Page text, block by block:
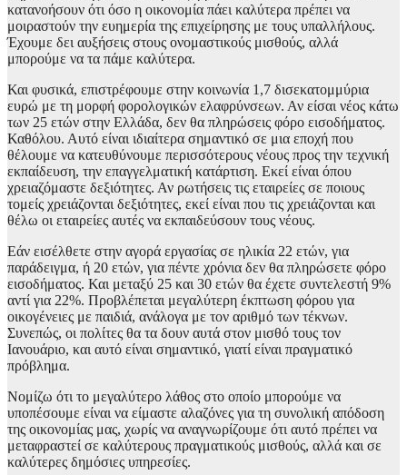
κατανοήσουν ότι όσο η οικονομία πάει καλύτερα πρέπει να
μοιραστούν την ευημερία της επιχείρησης με τους υπαλλήλους.
Έχουμε δει αυξήσεις στους ονομαστικούς μισθούς, αλλά
μπορούμε να τα πάμε καλύτερα.
Και φυσικά, επιστρέφουμε στην κοινωνία 1,7 δισεκατομμύρια
ευρώ με τη μορφή φορολογικών ελαφρύνσεων. Αν είσαι νέος κάτω
των 25 ετών στην Ελλάδα, δεν θα πληρώσεις φόρο εισοδήματος.
Καθόλου. Αυτό είναι ιδιαίτερα σημαντικό σε μια εποχή που
θέλουμε να κατευθύνουμε περισσότερους νέους προς την τεχνική
εκπαίδευση, την επαγγελματική κατάρτιση. Εκεί είναι όπου
χρειαζόμαστε δεξιότητες. Αν ρωτήσεις τις εταιρείες σε ποιους
τομείς χρειάζονται δεξιότητες, εκεί είναι που τις χρειάζονται και
θέλω οι εταιρείες αυτές να εκπαιδεύσουν τους νέους.
Εάν εισέλθετε στην αγορά εργασίας σε ηλικία 22 ετών, για
παράδειγμα, ή 20 ετών, για πέντε χρόνια δεν θα πληρώσετε φόρο
εισοδήματος. Και μεταξύ 25 και 30 ετών θα έχετε συντελεστή 9%
αντί για 22%. Προβλέπεται μεγαλύτερη έκπτωση φόρου για
οικογένειες με παιδιά, ανάλογα με τον αριθμό των τέκνων.
Συνεπώς, οι πολίτες θα τα δουν αυτά στον μισθό τους τον
Ιανουάριο, και αυτό είναι σημαντικό, γιατί είναι πραγματικό
πρόβλημα.
Νομίζω ότι το μεγαλύτερο λάθος στο οποίο μπορούμε να
υποπέσουμε είναι να είμαστε αλαζόνες για τη συνολική απόδοση
της οικονομίας μας, χωρίς να αναγνωρίζουμε ότι αυτό πρέπει να
μεταφραστεί σε καλύτερους πραγματικούς μισθούς, αλλά και σε
καλύτερες δημόσιες υπηρεσίες.